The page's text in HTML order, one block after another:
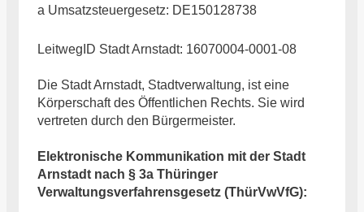
a Umsatzsteuergesetz: DE150128738
LeitwegID Stadt Arnstadt: 16070004-0001-08
Die Stadt Arnstadt, Stadtverwaltung, ist eine
Körperschaft des Öffentlichen Rechts. Sie wird
vertreten durch den Bürgermeister.
Elektronische Kommunikation mit der Stadt
Arnstadt nach § 3a Thüringer
Verwaltungsverfahrensgesetz (ThürVwVfG):